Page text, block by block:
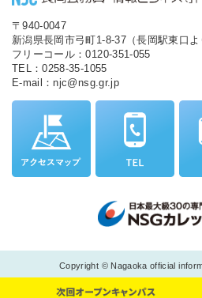
〒940-0047
新潟県長岡市弓町1-8-37（長岡駅東口よ
フリーコール：0120-351-055
TEL：0258-35-1055
E-mail：njc@nsg.gr.jp
Copyright © Nagaoka official